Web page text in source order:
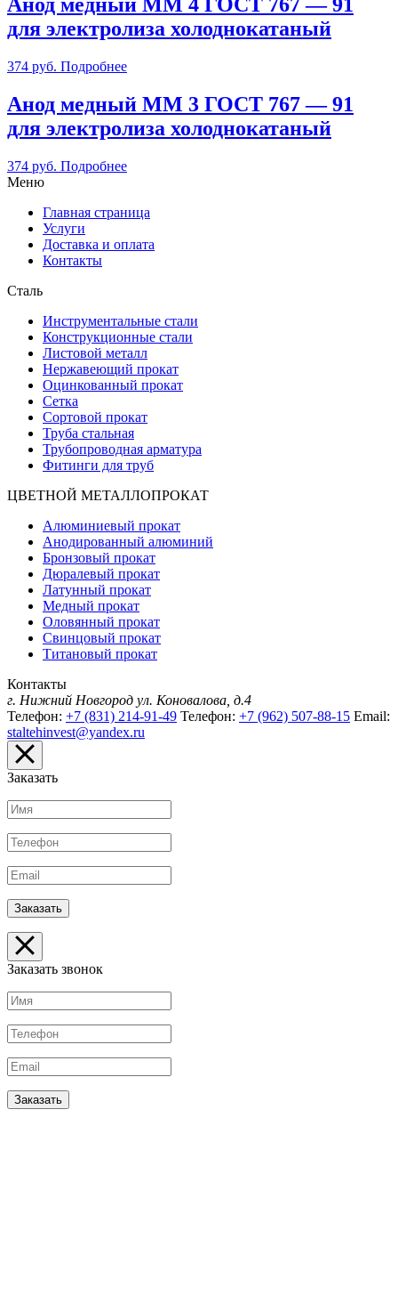
для электролиза холоднокатаный
374 руб. Подробнее
Анод медный ММ 3 ГОСТ 767 — 91
для электролиза холоднокатаный
374 руб. Подробнее
Меню
Главная страница
Услуги
Доставка и оплата
Контакты
Сталь
Инструментальные стали
Конструкционные стали
Листовой металл
Нержавеющий прокат
Оцинкованный прокат
Сетка
Сортовой прокат
Труба стальная
Трубопроводная арматура
Фитинги для труб
ЦВЕТНОЙ МЕТАЛЛОПРОКАТ
Алюминиевый прокат
Анодированный алюминий
Бронзовый прокат
Дюралевый прокат
Латунный прокат
Медный прокат
Оловянный прокат
Свинцовый прокат
Титановый прокат
Контакты
г. Нижний Новгород ул. Коновалова, д.4
Телефон: +7 (831) 214-91-49 Телефон: +7 (962) 507-88-15 Email:
staltehinvest@yandex.ru
Заказать
Заказать звонок